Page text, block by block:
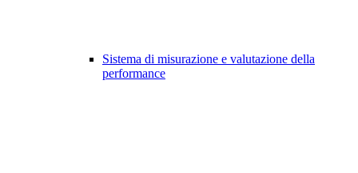
Sistema di misurazione e valutazione della
performance